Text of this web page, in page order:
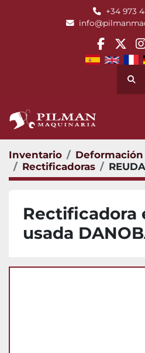
+34 973
Inventario
Rectificadoras
Rectificadora
usada